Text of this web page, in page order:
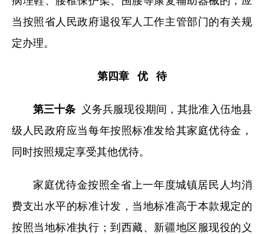
当按照省人民政府退役军人工作主管部门的有关规
定办理。
第四章 优 待
第三十条 义务兵服现役期间，其批准入伍地县
级人民政府应当每年按照标准发给其家庭优待金，
同时按照规定享受其他优待。
家庭优待金按照全省上一年度城镇居民人均消
费支出水平的标准计发，当地标准高于本款规定的
按照当地标准执行；到西藏、新疆地区服现役的义